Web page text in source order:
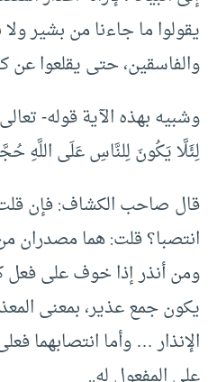
يقولوا ما جاءنا من بشير ولا
والفاسقين، حتى يقلعوا
وشبيه بهذه الآية قوله-
لِئَلَّا يَكُونَ لِلنَّاسِ عَلَى اللَّهِ
قال صاحب الكشاف: فإن قلت
انتصبا؟ قلت: هما مصدران
ومن أنذر إذا خوف على فعل
يكون جمع عذير، بمعنى
الإنذار … وأما انتصابهما